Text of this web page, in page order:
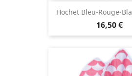
Hochet Bleu-Rouge-
16,50 €